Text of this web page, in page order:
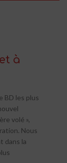
à
BD les plus
volé »,
Nous
dans la